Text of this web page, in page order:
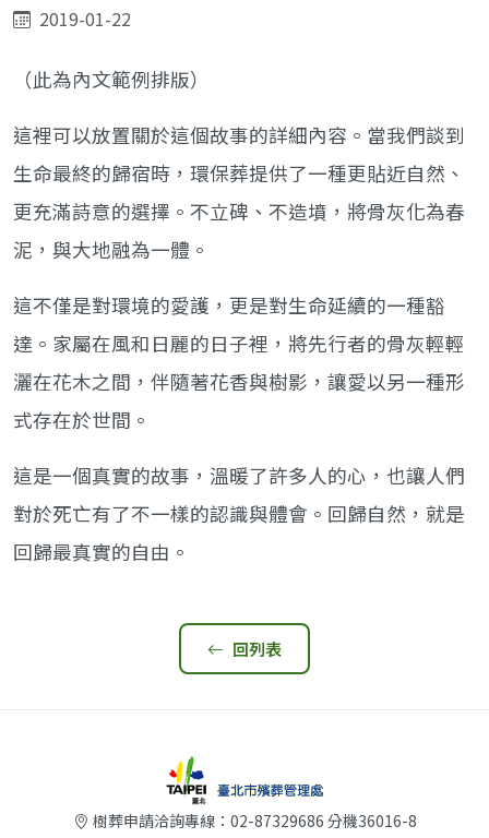
2019-01-22
（此為內文範例排版）
這裡可以放置關於這個故事的詳細內容。當我們談到
生命最終的歸宿時，環保葬提供了一種更貼近自然、
更充滿詩意的選擇。不立碑、不造墳，將骨灰化為春
泥，與大地融為一體。
這不僅是對環境的愛護，更是對生命延續的一種豁
達。家屬在風和日麗的日子裡，將先行者的骨灰輕輕
灑在花木之間，伴隨著花香與樹影，讓愛以另一種形
式存在於世間。
這是一個真實的故事，溫暖了許多人的心，也讓人們
對於死亡有了不一樣的認識與體會。回歸自然，就是
回歸最真實的自由。
回列表
樹葬申請洽詢專線：02-87329686 分機36016-8